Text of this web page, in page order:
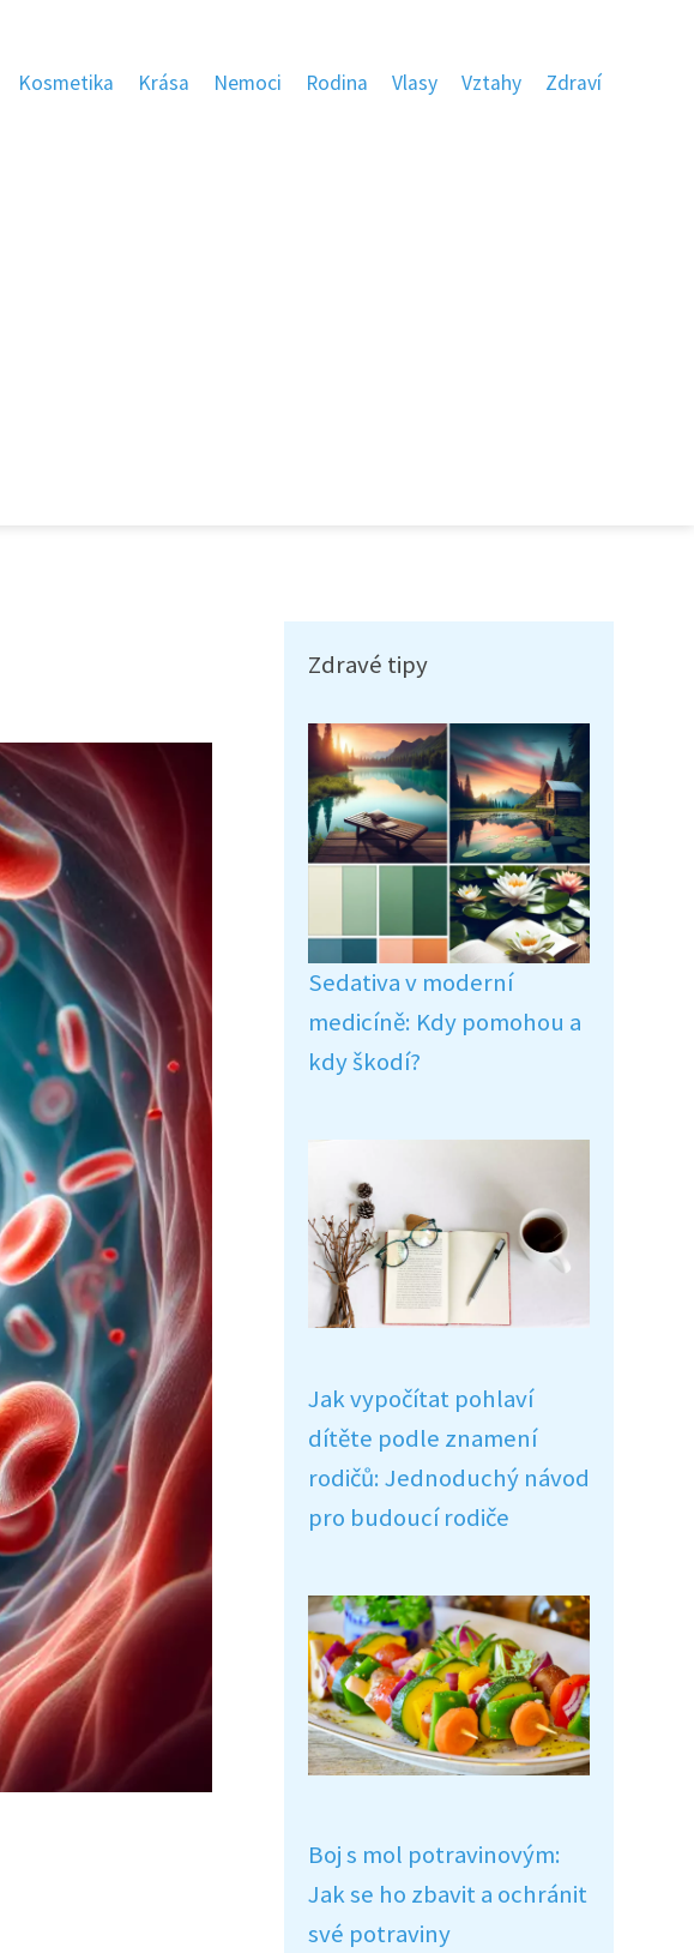
Kosmetika Krása Nemoci Rodina Vlasy Vztahy Zdraví
Zdravé tipy
Sedativa v moderní
medicíně: Kdy pomohou a
kdy škodí?
Jak vypočítat pohlaví
dítěte podle znamení
rodičů: Jednoduchý návod
pro budoucí rodiče
Boj s mol potravinovým:
Jak se ho zbavit a ochránit
své potraviny